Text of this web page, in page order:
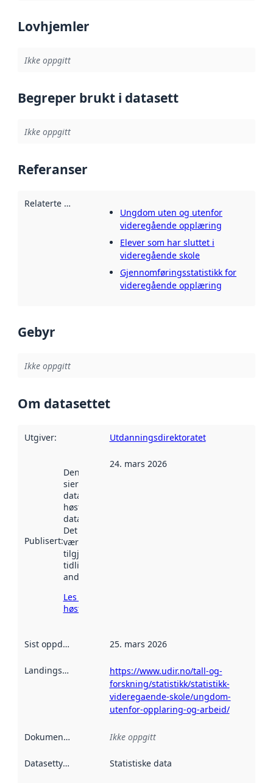
Lovhjemler
Ikke oppgitt
Begreper brukt i datasett
Ikke oppgitt
Referanser
Relaterte ressurser
Ungdom uten og utenfor
videregående opplæring
Elever som har sluttet i
videregående skole
Gjennomføringsstatistikk for
videregående opplæring
Gebyr
Ikke oppgitt
Om datasettet
Utgiver: Utdanningsdirektoratet
Publisert:
Denne datoen
sier når
datasettet ble
høstet av
data.norge.no.
Det kan ha
vært
tilgjengelig
tidligere
andre steder.
Les mer om
høsting her
24. mars 2026
Sist oppdatert 25. mars 2026
Landingsside
https://www.udir.no/tall-og-
forskning/statistikk/statistikk-
videregaende-skole/ungdom-
utenfor-opplaring-og-arbeid/
Dokumentasjon Ikke oppgitt
Datasettype Statistiske data